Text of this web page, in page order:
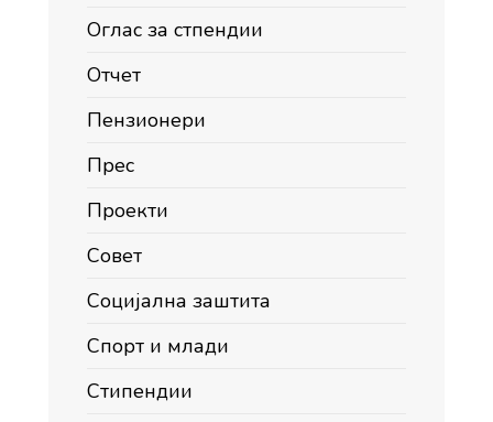
Оглас за стпендии
Отчет
Пензионери
Прес
Проекти
Совет
Социјална заштита
Спорт и млади
Стипендии